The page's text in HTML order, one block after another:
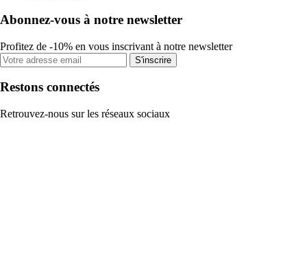
Abonnez-vous à notre newsletter
Profitez de -10% en vous inscrivant à notre newsletter
S'inscrire
Restons connectés
Retrouvez-nous sur les réseaux sociaux